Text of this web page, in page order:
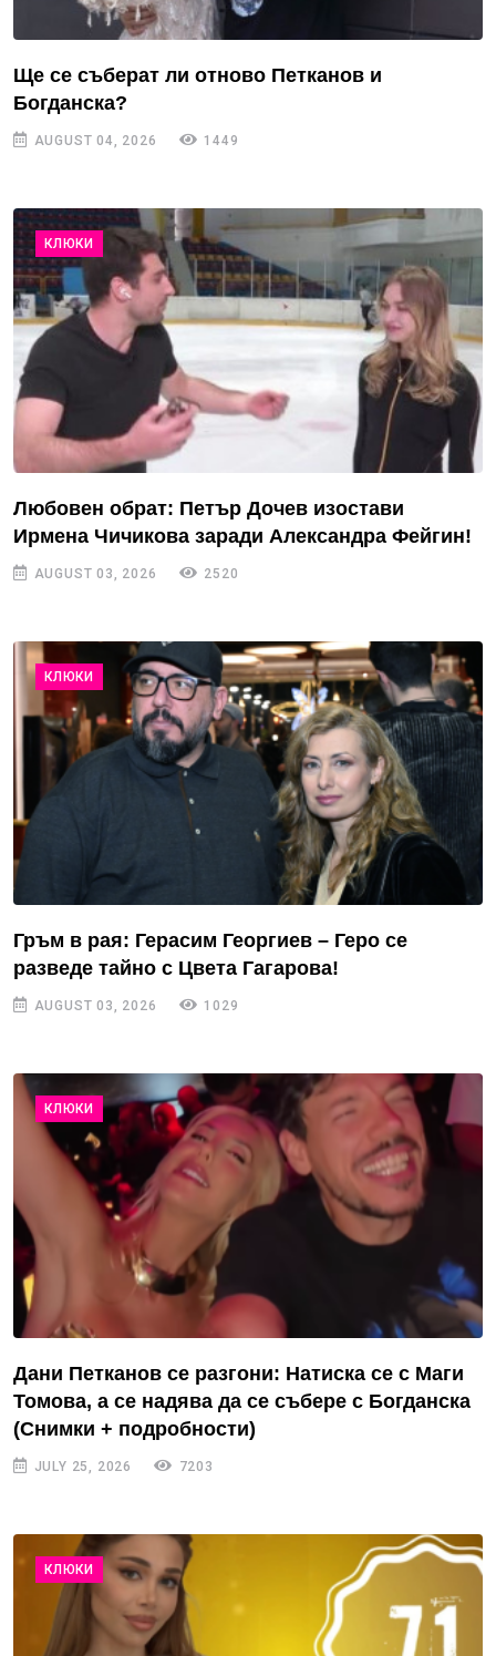
Ще се съберат ли отново Петканов и
Богданска?
AUGUST 04, 2026 1449
КЛЮКИ
Любовен обрат: Петър Дочев изостави
Ирмена Чичикова заради Александра Фейгин!
AUGUST 03, 2026 2520
КЛЮКИ
Гръм в рая: Герасим Георгиев – Геро се
разведе тайно с Цвета Гагарова!
AUGUST 03, 2026 1029
КЛЮКИ
Дани Петканов се разгони: Натиска се с Маги
Томова, а се надява да се събере с Богданска
(Снимки + подробности)
JULY 25, 2026 7203
КЛЮКИ